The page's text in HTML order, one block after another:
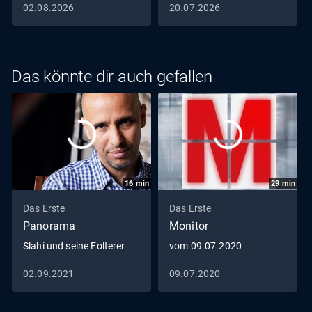
SPD-Vorsitzende, Bundesfinanzminister und Vizekanzler
Sommerinterview
02.08.2026
Sommerinterview
20.07.2026
Das könnte dir auch gefallen
16min
Das Erste
Panorama
Slahi und seine Folterer
02.09.2021
29 min
Das Erste
Monitor
vom 09.07.2020
09.07.2020